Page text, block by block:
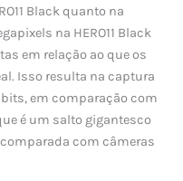
Black quanto na
na HERO11 Black
em relação ao que os
Isso resulta na captura
bits, em comparação com
é um salto gigantesco
com câmeras